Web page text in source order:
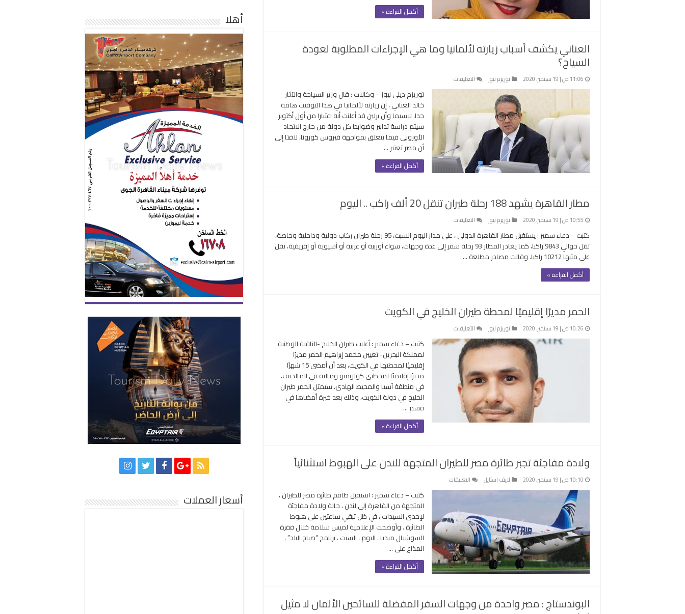
تأجيل
مغلقة
أكمل القراءة »
العناني يكشف أسباب زيارته لألمانيا وما هي الإجراءات المطلوبة لعودة
السياح؟
11:06 ص | 19 سبتمبر، 2020 توريزم نيوز التعليقات
العناني
أسباب
زيارته
لألمانيا
هي
الإجراءات
مغلقة
توريزم ديلى نيوز – وكالات : قال وزير السياحة والآثار
خالد العناني ، إن زيارته لألمانيا في هذا التوقيت هامة
جدا، لاسيما وأن برلين قد أعلنت أنه اعتبارا من أول أكتوبر
سيتم دراسة تدابير وضوابط كل دولة من خارج الاتحاد
الأوروبى فيما يتعلق بمواجهة فيروس كورونا، لافتا إلى
أن مصر تعتبر …
أكمل القراءة »
مطار القاهرة يشهد 188 رحلة طيران تنقل 20 ألف راكب .. اليوم
10:55 ص | 19 سبتمبر، 2020 توريزم نيوز التعليقات
القاهرة
يشهد
ألف
اليوم
كتبت – دعاء سمير : يستقبل مطار القاهرة الدولى ، على مدار اليوم السبت، 95 رحلة طيران ركاب دولية وداخلية وخاصة،
تقل حوالي 9843 راكبا، كما يغادر المطار 93 رحلة سفر إلى عدة وجهات، سواء أوربية أو عربية أو أسيوية أو إفريقية، تقل
على متنها 10212 راكبا. وقالت مصادر مطلعة …
أكمل القراءة »
الحمر مديرًا إقليميًا لمحطة طيران الخليج في الكويت
10:26 ص | 19 سبتمبر، 2020 توريزم نيوز التعليقات
الحمر
مديرًا
كتبت – دغاء سمير : أعلنت طيران الخليج -الناقلة الوطنية
لمملكة البحرين- تعيين محمد إبراهيم الحمر مديرًا
إقليميًا لمحطتها في الكويت، بعد أن أمضى 15 شهرًا
مديرًا إقليميًا لمحطتي كولومبو وماليه في المالديف،
في منطقة آسيا والمحيط الهادئ. سيمثل الحمر طيران
الخليج في دولة الكويت، وذلك بعد خبرة أمضاها في
قسم …
أكمل القراءة »
ولادة مفاجئة تجبر طائرة مصر للطيران المتجهة للندن على الهبوط استثنائياً
10:10 ص | 19 سبتمبر، 2020 لايف استايل التعليقات
ولادة
طائرة
مصر
للطيران
المتجهة
للندن
على
مغلقة
كتبت – دعاء سمير : استقبل طاقم طائرة مصر للطيران ،
المتجهة من القاهرة إلى لندن ، حالة ولادة مفاجئة
لإحدى السيدات ، في ظل تبقي ساعتين على هبوط
الطائرة . وأوضحت الإعلامية لميس سلامة خلال فقرة
السوشيال ميديا ، اليوم ، السبت ، برنامج “صباح البلد” ،
المذاع على …
أكمل القراءة »
البوندستاج : مصر واحدة من وجهات السفر المفضلة للسائحين الألمان لا مثيل
أهلا
أسعار العملات